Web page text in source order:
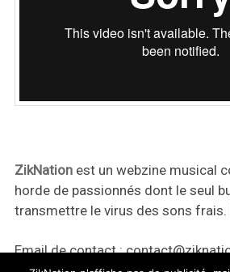
ZikNationest un webzine musical
horde de passionnés dont le seul
transmettre le virus des sons frais.
Email de contact :